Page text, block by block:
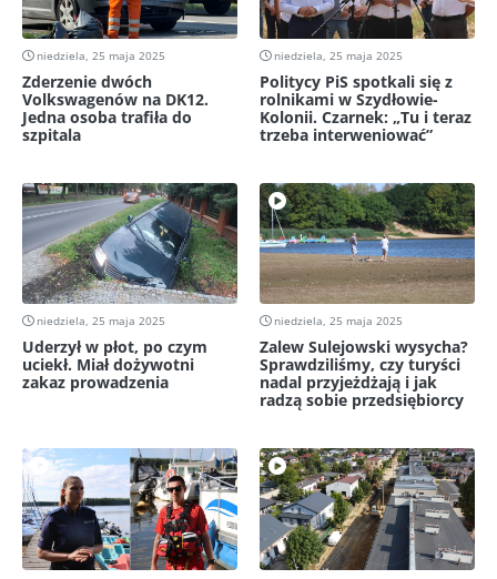
niedziela, 25 maja 2025
Zderzenie dwóch
Volkswagenów na DK12.
Jedna osoba trafiła do
szpitala
niedziela, 25 maja 2025
Politycy PiS spotkali się z
rolnikami w Szydłowie-
Kolonii. Czarnek: „Tu i teraz
trzeba interweniować”
niedziela, 25 maja 2025
Uderzył w płot, po czym
uciekł. Miał dożywotni
zakaz prowadzenia
niedziela, 25 maja 2025
Zalew Sulejowski wysycha?
Sprawdziliśmy, czy turyści
nadal przyjeżdżają i jak
radzą sobie przedsiębiorcy